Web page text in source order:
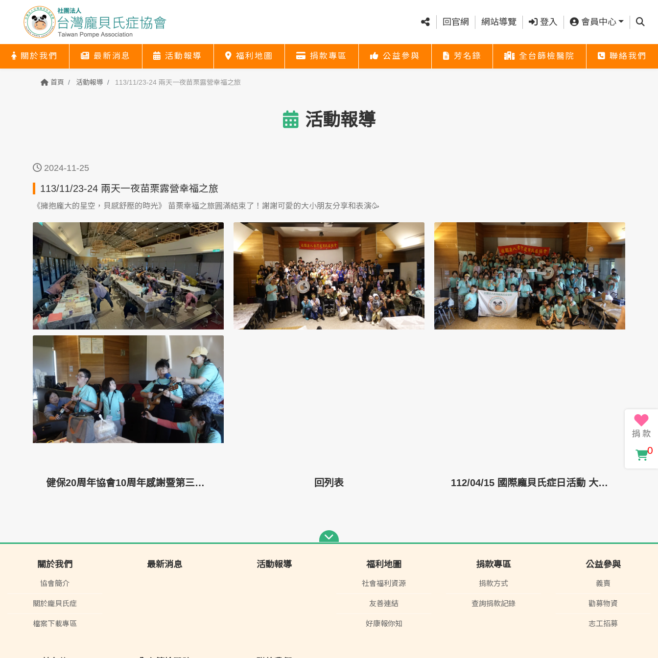
回官網 網站導覽 登入 會員中心 查詢
關於我們
關於我們
協會簡介 最新消息
最新消息 活動報導
活動報導 福利地圖
福利地圖
社會福利資源 捐款專區
捐款專區
捐款方式 公益參與
公益參與
義賣 芳名錄
芳名錄 全台篩檢醫院
全台篩檢醫院 聯絡我們
聯絡我們
首頁 活動報導 113/11/23-24 兩天一夜苗栗露營幸福之旅
活動報導
2024-11-25
113/11/23-24 兩天一夜苗栗露營幸福之旅
《擁抱龐大的星空，貝感舒壓的時光》 苗栗幸福之旅圓滿結束了！謝謝可愛的大小朋友分享和表演🥳
健保20周年協會10周年感謝暨第三屆第四次會員大會 回列表 112/04/15 國際龐貝氏症日活動 大手牽小手
關於我們
協會簡介
關於龐貝氏症
檔案下載專區
最新消息 活動報導 福利地圖
社會福利資源
友善連結
好康報你知
捐款專區
捐款方式
查詢捐款記錄
公益參與
義賣
勸募物資
志工招募
0